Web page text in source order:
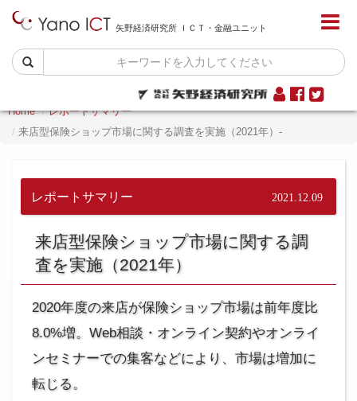
矢野経済研究所 ＩＣＴ・金融ユニット
Home
レポートサマリー
来店型保険ショップ市場に関する調査を実施（2021年）-
レポートサマリー 2021.12.09
来店型保険ショップ市場に関する調
査を実施（2021年）
2020年度の来店が保険ショップ市場は前年度比
8.0%増。Web相談・オンライン契約やオンライ
ンセミナーでの集客などにより、市場は増加に
転じる。